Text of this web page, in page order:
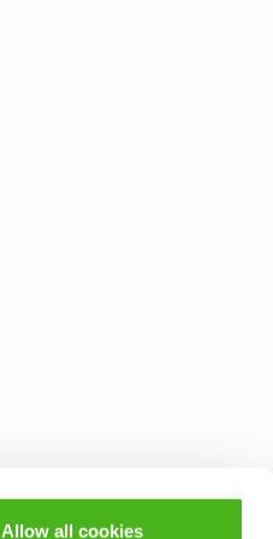
Allow all cookies